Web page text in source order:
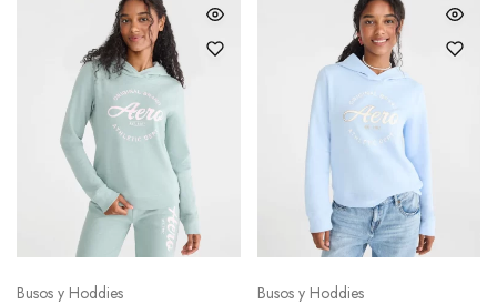
Busos y Hoddies Busos y Hoddies